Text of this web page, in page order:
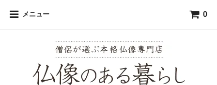
メニュー 0